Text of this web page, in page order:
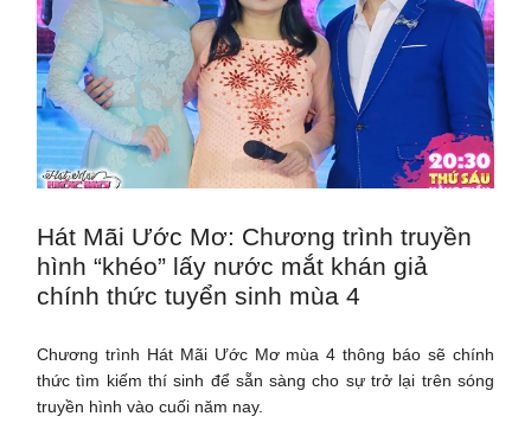
Hát Mãi Ước Mơ: Chương trình truyền
hình “khéo” lấy nước mắt khán giả
chính thức tuyển sinh mùa 4
Chương trình Hát Mãi Ước Mơ mùa 4 thông báo sẽ chính
thức tìm kiếm thí sinh để sẵn sàng cho sự trở lại trên sóng
truyền hình vào cuối năm nay.